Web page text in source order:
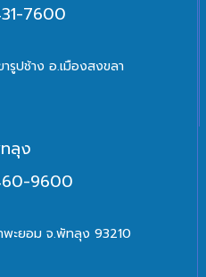
7600
รูปช้าง อ.เมืองสงขลา
ลุง
9600
ะยอม จ.พัทลุง 93210